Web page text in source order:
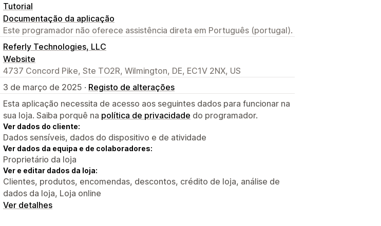
Tutorial
Documentação da aplicação
Este programador não oferece assistência direta em Português (portugal).
Referly Technologies, LLC
Website
4737 Concord Pike, Ste TO2R, Wilmington, DE, EC1V 2NX, US
3 de março de 2025 · Registo de alterações
Esta aplicação necessita de acesso aos seguintes dados para funcionar na
sua loja. Saiba porquê na política de privacidade do programador.
Ver dados do cliente:
Dados sensíveis, dados do dispositivo e de atividade
Ver dados da equipa e de colaboradores:
Proprietário da loja
Ver e editar dados da loja:
Clientes, produtos, encomendas, descontos, crédito de loja, análise de
dados da loja, Loja online
Ver detalhes